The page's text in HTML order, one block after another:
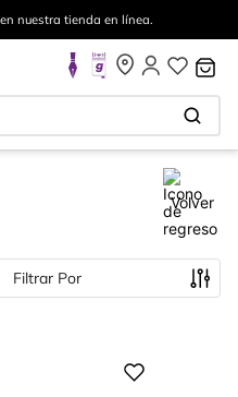
nuestra tienda en línea.
Volver
Filtrar